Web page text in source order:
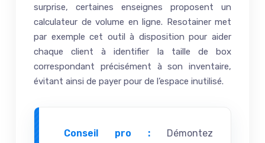
surprise, certaines enseignes proposent un
calculateur de volume en ligne. Resotainer met
par exemple cet outil à disposition pour aider
chaque client à identifier la taille de box
correspondant précisément à son inventaire,
évitant ainsi de payer pour de l’espace inutilisé.
Conseil pro : Démontez